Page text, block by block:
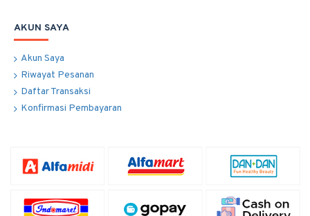
AKUN SAYA
Akun Saya
Riwayat Pesanan
Daftar Transaksi
Konfirmasi Pembayaran